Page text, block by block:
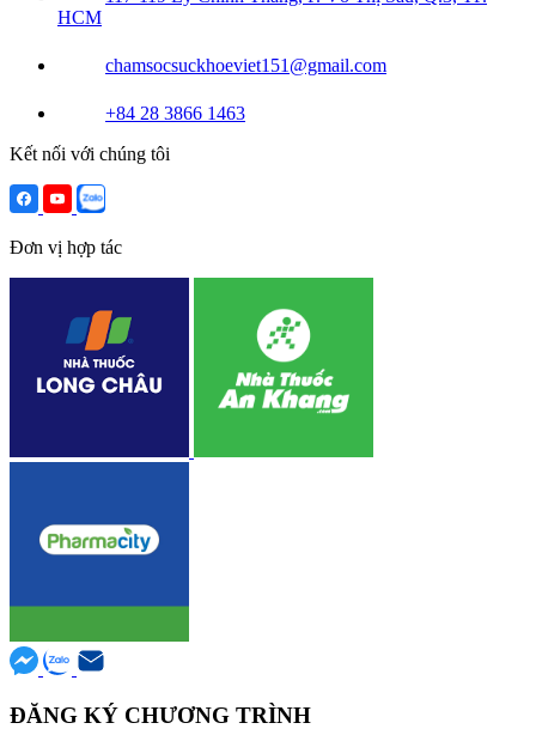
HCM
chamsocsuckhoeviet151@gmail.com
+84 28 3866 1463
Kết nối với chúng tôi
Đơn vị hợp tác
ĐĂNG KÝ CHƯƠNG TRÌNH